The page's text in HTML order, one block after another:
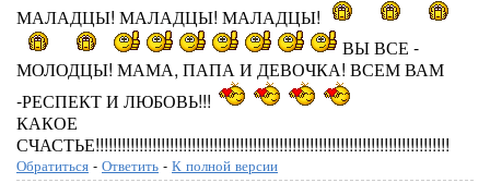
МАЛАДЦЫ! МАЛАДЦЫ! МАЛАДЦЫ!
ВЫ ВСЕ -
МОЛОДЦЫ! МАМА, ПАПА И ДЕВОЧКА! ВСЕМ ВАМ
-РЕСПЕКТ И ЛЮБОВЬ!!!
КАКОЕ
СЧАСТЬЕ!!!!!!!!!!!!!!!!!!!!!!!!!!!!!!!!!!!!!!!!!!!!!!!!!!!!!!!!!!!!!!!!!!!!!!!!!!!!!!!!!
Обратиться - Ответить - К полной версии